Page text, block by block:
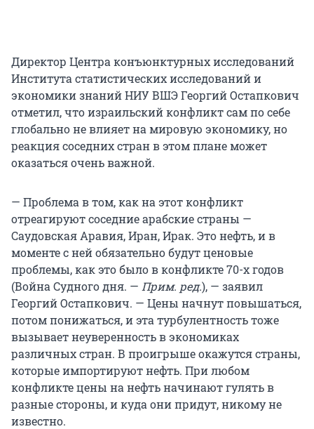
Директор Центра конъюнктурных исследований
Института статистических исследований и
экономики знаний НИУ ВШЭ Георгий Остапкович
отметил, что израильский конфликт сам по себе
глобально не влияет на мировую экономику, но
реакция соседних стран в этом плане может
оказаться очень важной.
— Проблема в том, как на этот конфликт
отреагируют соседние арабские страны —
Саудовская Аравия, Иран, Ирак. Это нефть, и в
моменте с ней обязательно будут ценовые
проблемы, как это было в конфликте 70-х годов
(Война Судного дня. — Прим. ред.), — заявил
Георгий Остапкович. — Цены начнут повышаться,
потом понижаться, и эта турбулентность тоже
вызывает неуверенность в экономиках
различных стран. В проигрыше окажутся страны,
которые импортируют нефть. При любом
конфликте цены на нефть начинают гулять в
разные стороны, и куда они придут, никому не
известно.